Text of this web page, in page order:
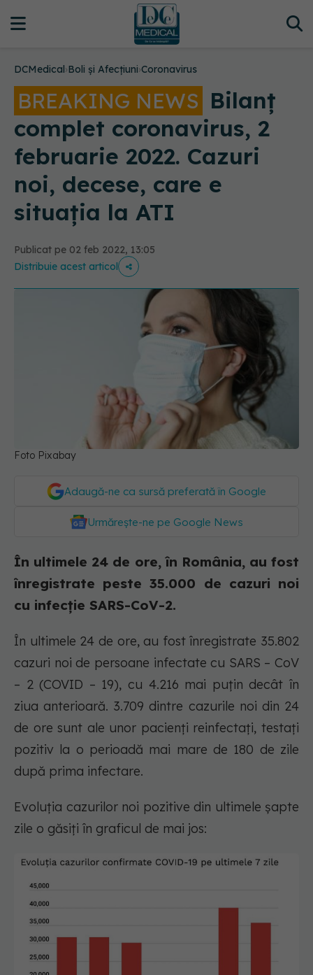
DCMedical›Boli și Afecțiuni›Coronavirus
BREAKING NEWS Bilanț
complet coronavirus, 2
februarie 2022. Cazuri
noi, decese, care e
situația la ATI
Publicat pe 02 feb 2022, 13:05
Distribuie acest articol
Foto Pixabay
Adaugă-ne ca sursă preferată în Google
Urmărește-ne pe Google News
În ultimele 24 de ore, în România, au fost
înregistrate peste 35.000 de cazuri noi
cu infecție SARS-CoV-2.
În ultimele 24 de ore, au fost înregistrate 35.802
cazuri noi de persoane infectate cu SARS – CoV
– 2 (COVID – 19), cu 4.216 mai puțin decât în
ziua anterioară. 3.709 dintre cazurile noi din 24
de ore sunt ale unor pacienți reinfectați, testați
pozitiv la o perioadă mai mare de 180 de zile
după prima infectare.
Evoluția cazurilor noi pozitive din ultimele șapte
zile o găsiți în graficul de mai jos: